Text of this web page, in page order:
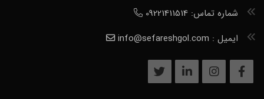
شماره تماس: 09221411514
ایمیل : info@sefareshgol.com